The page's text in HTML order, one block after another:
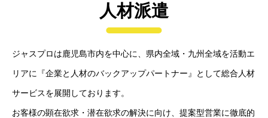
人材派遣
ジャスプロは鹿児島市内を中心に、県内全域・九州全域を活動エ
リアに『企業と人材のバックアップパートナー』として総合人材
サービスを展開しております。
お客様の顕在欲求・潜在欲求の解決に向け、提案型営業に徹底的